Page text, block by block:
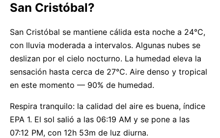
San Cristóbal?
San Cristóbal se mantiene cálida esta noche a 24°C,
con lluvia moderada a intervalos. Algunas nubes se
deslizan por el cielo nocturno. La humedad eleva la
sensación hasta cerca de 27°C. Aire denso y tropical
en este momento — 90% de humedad.
Respira tranquilo: la calidad del aire es buena, índice
EPA 1. El sol salió a las 06:19 AM y se pone a las
07:12 PM, con 12h 53m de luz diurna.